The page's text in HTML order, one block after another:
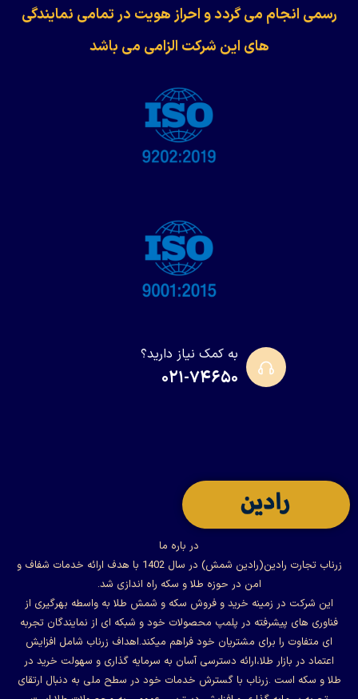
رسمی انجام می گردد و احراز هویت در تمامی نمایندگی
های این شرکت الزامی می باشد
به کمک نیاز دارید؟
۰۲۱-۷۴۶۵۰
در باره ما
زرناب تجارت رادین(رادین شمش) در سال 1402 با هدف ارائه خدمات شفاف و
امن در حوزه طلا و سکه راه اندازی شد.
این شرکت در زمینه خرید و فروش سکه و شمش طلا به واسطه بهرگیری از
فناوری های پیشرفته در پلمپ محصولات خود و شبکه ای از نمایندگان تجربه
ای متفاوت را برای مشتریان خود فراهم میکند.اهداف زرناب شامل افزایش
اعتماد در بازار طلا،ارائه دسترسی آسان به سرمایه گذاری و سهولت خرید در
طلا و سکه است .زرناب با گسترش خدمات خود در سطح ملی به دنبال ارتقای